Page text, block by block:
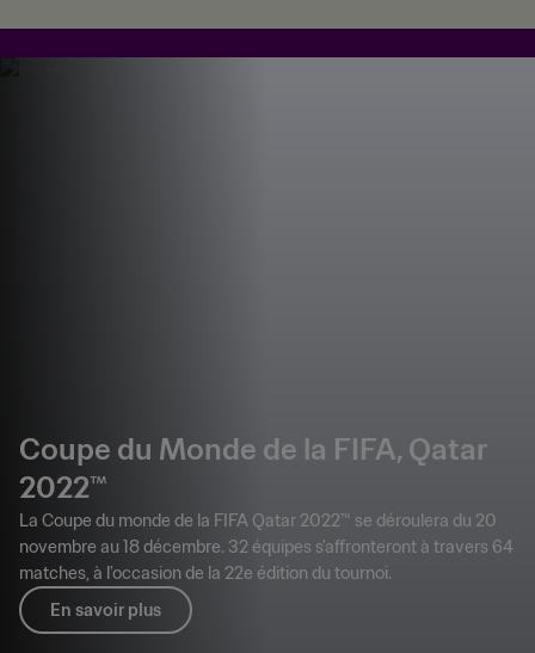
Coupe du Monde de la FIFA, Qatar
2022™
La Coupe du monde de la FIFA Qatar 2022™ se déroulera du 20
novembre au 18 décembre. 32 équipes s'affronteront à travers 64
matches, à l'occasion de la 22e édition du tournoi.
En savoir plus